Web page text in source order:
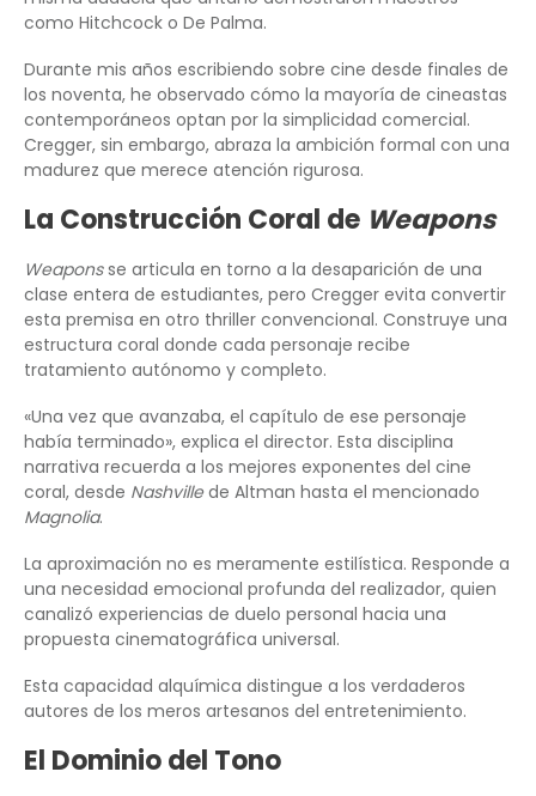
como Hitchcock o De Palma.
Durante mis años escribiendo sobre cine desde finales de
los noventa, he observado cómo la mayoría de cineastas
contemporáneos optan por la simplicidad comercial.
Cregger, sin embargo, abraza la ambición formal con una
madurez que merece atención rigurosa.
La Construcción Coral de Weapons
Weaponsse articula en torno a la desaparición de una
clase entera de estudiantes, pero Cregger evita convertir
esta premisa en otro thriller convencional. Construye una
estructura coral donde cada personaje recibe
tratamiento autónomo y completo.
«Una vez que avanzaba, el capítulo de ese personaje
había terminado», explica el director. Esta disciplina
narrativa recuerda a los mejores exponentes del cine
coral, desde Nashvillede Altman hasta el mencionado
Magnolia.
La aproximación no es meramente estilística. Responde a
una necesidad emocional profunda del realizador, quien
canalizó experiencias de duelo personal hacia una
propuesta cinematográfica universal.
Esta capacidad alquímica distingue a los verdaderos
autores de los meros artesanos del entretenimiento.
El Dominio del Tono